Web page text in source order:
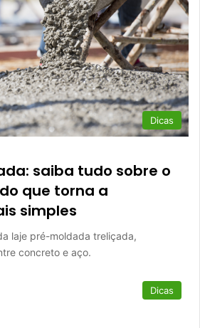
Dicas
saiba tudo sobre o
que torna a
simples
laje pré-moldada treliçada,
concreto e aço.
Dicas